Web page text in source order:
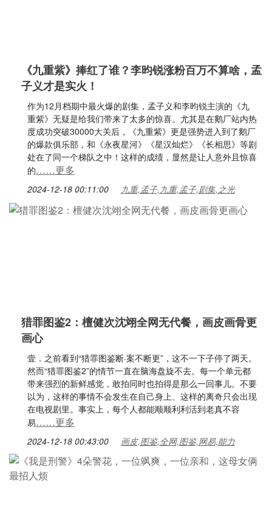
《九重紫》捧红了谁？李昀锐涨粉百万不算啥，孟
子义才是实火！
作为12月档期中最火爆的剧集，孟子义和李昀锐主演的《九
重紫》无疑是给我们带来了太多的惊喜。尤其是在鹅厂站内热
度成功突破30000大关后，《九重紫》更是强势进入到了鹅厂
的爆款俱乐部，和《永夜星河》《星汉灿烂》《长相思》等剧
处在了同一个梯队之中！这样的成绩，显然是让人意外且惊喜
的……更多
2024-12-18 00:11:00 九重,孟子,九重,孟子,剧集,之光
猎罪图鉴2：檀健次沈翊全网无代餐，画皮画骨更
画心
壹．之前看到“猎罪图鉴断·案不断更”，这不一下子停了两天。
然而“猎罪图鉴2”的情节一直在脑海盘旋不去。每一个单元都
带来强烈的新鲜感觉，敢拍同时也拍得是那么一回事儿。不要
以为，这样的事情不会发生在自己身上、这样的离奇只会出现
在电视剧里。事实上，每个人都能顺顺利利活到老真不容
易……更多
2024-12-18 00:43:00 画皮,图鉴,全网,图鉴,网易,能力